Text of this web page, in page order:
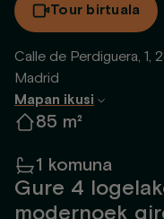
Tour birtuala
Calle de Perdiguera, 1,
Madrid
Mapan ikusi
85 m²
1 komuna
Gure 4
modernoek